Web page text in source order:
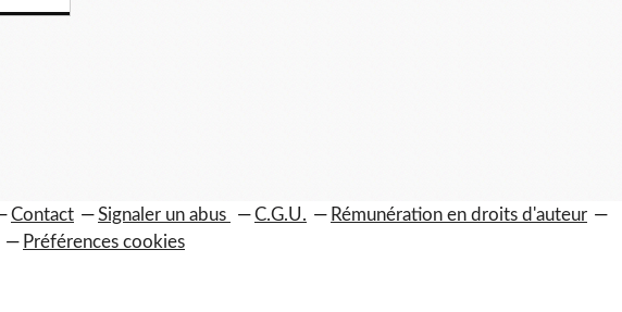
Contact Signaler un abus C.G.U.
Rémunération en droits d'auteur
Préférences cookies